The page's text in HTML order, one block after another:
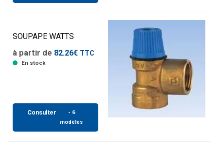
SOUPAPE WATTS
à partir de 82.26€ TTC
En stock
Consulter
- 6
modèles